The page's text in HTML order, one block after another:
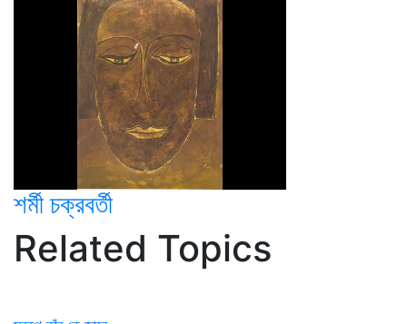
শর্মী চক্রবর্তী
Related Topics